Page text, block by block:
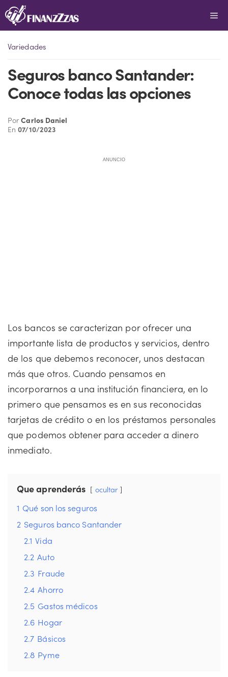
Saltar
al
Variedades
Seguros banco Santander:
Conoce todas las opciones
PorCarlos Daniel
En07/10/2023
ANUNCIO
Los bancos se caracterizan por ofrecer una
importante lista de productos y servicios, dentro
de los que debemos reconocer, unos destacan
más que otros. Cuando pensamos en
incorporarnos a una institución financiera, en lo
primero que pensamos es en sus reconocidas
tarjetas de crédito o en los préstamos personales
que podemos obtener para acceder a dinero
inmediato.
Que aprenderás ocultar
1 Qué son los seguros
2 Seguros banco Santander
2.1 Vida
2.2 Auto
2.3 Fraude
2.4 Ahorro
2.5 Gastos médicos
2.6 Hogar
2.7 Básicos
2.8 Pyme